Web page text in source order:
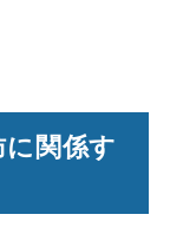
関係す